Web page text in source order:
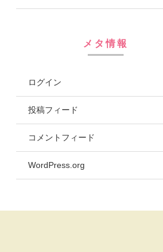
メタ情報
ログイン
投稿フィード
コメントフィード
WordPress.org